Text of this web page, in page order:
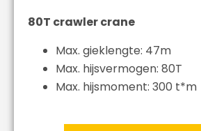
80T crawler crane
Max. gieklengte: 47m
Max. hijsvermogen: 80T
Max. hijsmoment: 300 t*m